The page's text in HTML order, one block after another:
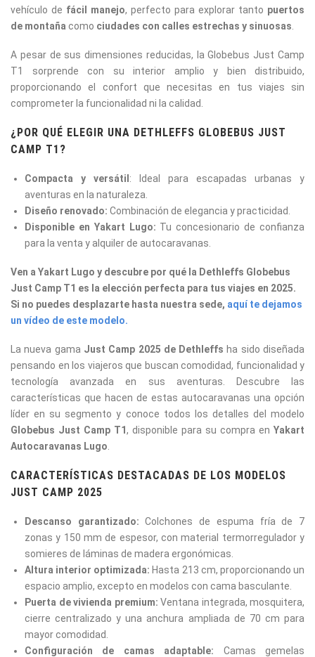
vehículo de fácil manejo, perfecto para explorar tanto puertos
de montaña como ciudades con calles estrechas y sinuosas
A pesar de sus dimensiones reducidas, la Globebus Just Camp
T1 sorprende con su interior amplio y bien distribuido,
proporcionando el confort que necesitas en tus viajes sin
comprometer la funcionalidad ni la calidad.
¿POR QUÉ ELEGIR UNA DETHLEFFS GLOBEBUS JUST
CAMP T1?
Compacta y versátil : Ideal para escapadas urbanas y
aventuras en la naturaleza.
Diseño renovado: Combinación de elegancia y practicidad.
Disponible en Yakart Lugo: Tu concesionario de confianza
para la venta y alquiler de autocaravanas.
Ven a Yakart Lugo y descubre por qué la Dethleffs Globebus
Just Camp T1 es la elección perfecta para tus viajes en 2025.
Si no puedes desplazarte hasta nuestra sede, aquí te dejamos
un vídeo de este modelo.
La nueva gama Just Camp 2025 de Dethleffs ha sido diseñada
pensando en los viajeros que buscan comodidad, funcionalidad y
tecnología avanzada en sus aventuras. Descubre las
características que hacen de estas autocaravanas una opción
líder en su segmento y conoce todos los detalles del modelo
Globebus Just Camp T1, disponible para su compra en Yakart
Autocaravanas Lugo
CARACTERÍSTICAS DESTACADAS DE LOS MODELOS
JUST CAMP 2025
Descanso garantizado: Colchones de espuma fría de 7
zonas y 150 mm de espesor, con material termorregulador y
somieres de láminas de madera ergonómicas.
Altura interior optimizada: Hasta 213 cm, proporcionando un
espacio amplio, excepto en modelos con cama basculante.
Puerta de vivienda premium: Ventana integrada, mosquitera,
cierre centralizado y una anchura ampliada de 70 cm para
mayor comodidad.
Configuración de camas adaptable: Camas gemelas